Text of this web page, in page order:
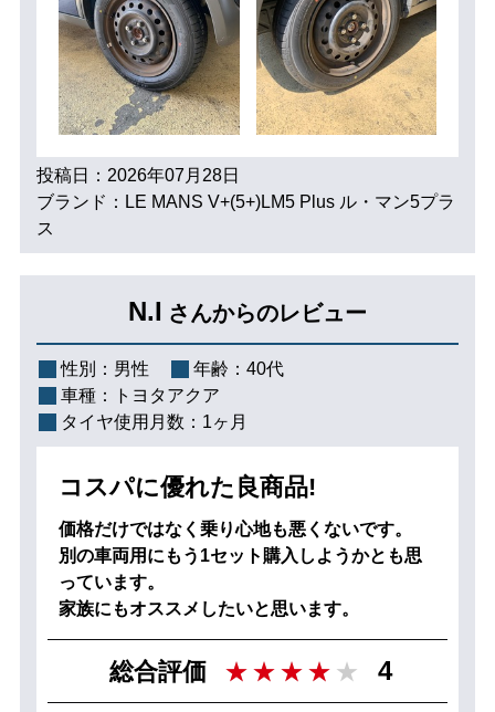
投稿日：2026年07月28日
ブランド：LE MANS V+(5+)LM5 Plus ル・マン5プラ
ス
N.I さんからのレビュー
性別： 男性 年齢： 40代
車種：
トヨタアクア
タイヤ使用月数： 1ヶ月
コスパに優れた良商品!
価格だけではなく乗り心地も悪くないです。
別の車両用にもう1セット購入しようかとも思
っています。
家族にもオススメしたいと思います。
総合評価 4